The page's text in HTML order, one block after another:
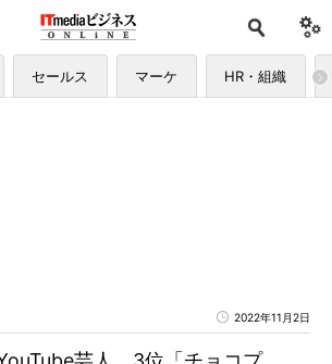
セールス マーケ HR・組織
2022年11月2日